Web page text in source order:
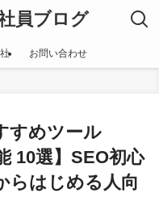
員ブログ
お問い合わせ
すめツール
10選】SEO初心
らはじめる人向